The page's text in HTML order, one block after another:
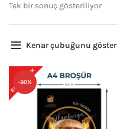
Tek bir sonuç gösteriliyor
Kenar çubuğunu göster
-80%